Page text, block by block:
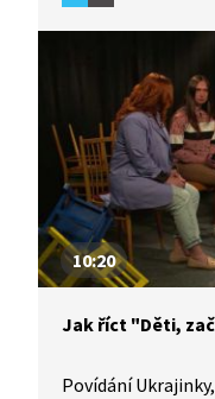
Maksym otevřeně
po takových
mnoho vztahů.
mu nic nevyčítala.
zasahuje nejen
do budoucna a
svědectvím o
může mít mnoho
podmínkách.
10:20
Jak říct "Děti,
Povídání